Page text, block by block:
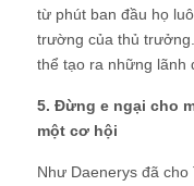
từ phút ban đầu họ
trường của thủ
thể tạo ra những lãnh
5. Đừng e ngại cho
một cơ hội
Như Daenerys đã